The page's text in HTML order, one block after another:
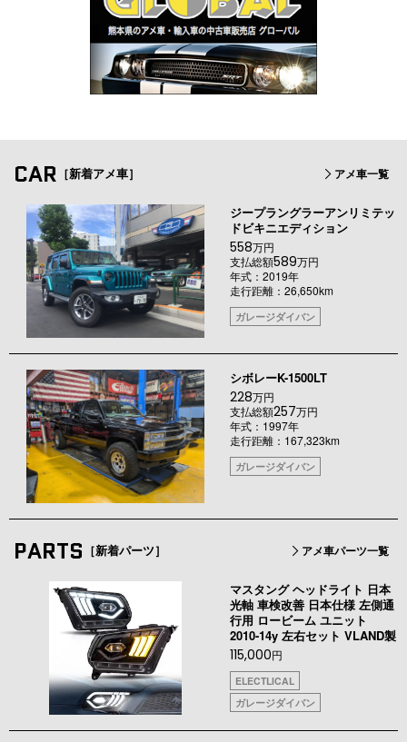
CAR ［新着アメ車］ アメ車一覧
ジープラングラーアンリミテッ
ドビキニエディション
558万円
支払総額589万円
年式：2019年
走行距離：26,650km
ガレージダイバン
シボレーK-1500LT
228万円
支払総額257万円
年式：1997年
走行距離：167,323km
ガレージダイバン
PARTS ［新着パーツ］ アメ車パーツ一覧
マスタング ヘッドライト 日本
光軸 車検改善 日本仕様 左側通
行用 ロービーム ユニット
2010-14y 左右セット VLAND製
115,000円
ELECTLICAL
ガレージダイバン